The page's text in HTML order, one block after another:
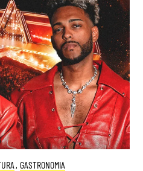
, GASTRONOMIA